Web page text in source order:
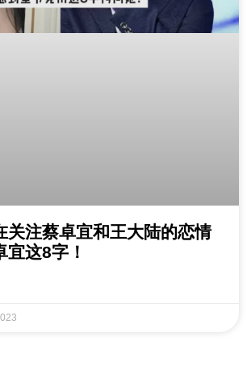
关注蔡卓宜和王大陆的恋情
这8字！